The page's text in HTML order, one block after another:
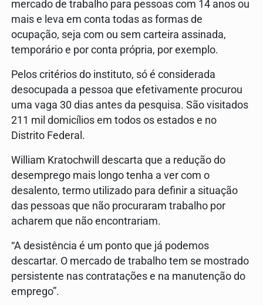
mercado de trabalho para pessoas com 14 anos ou
mais e leva em conta todas as formas de
ocupação, seja com ou sem carteira assinada,
temporário e por conta própria, por exemplo.
Pelos critérios do instituto, só é considerada
desocupada a pessoa que efetivamente procurou
uma vaga 30 dias antes da pesquisa. São visitados
211 mil domicílios em todos os estados e no
Distrito Federal.
William Kratochwill descarta que a redução do
desemprego mais longo tenha a ver com o
desalento, termo utilizado para definir a situação
das pessoas que não procuraram trabalho por
acharem que não encontrariam.
“A desistência é um ponto que já podemos
descartar. O mercado de trabalho tem se mostrado
persistente nas contratações e na manutenção do
emprego”.